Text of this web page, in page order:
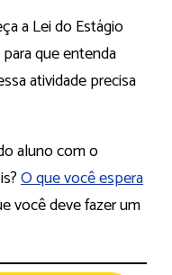
a Lei do Estágio
que entenda
atividade precisa
aluno com o
O que você espera
você deve fazer um